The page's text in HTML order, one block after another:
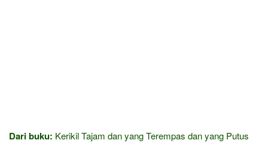
Dari buku: Kerikil Tajam dan yang Terempas dan yang Putus